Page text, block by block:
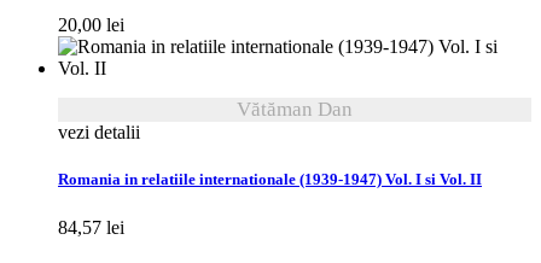
20,00 lei
Vătăman Dan
vezi detalii
Romania in relatiile internationale (1939-1947) Vol. I si Vol. II
84,57 lei